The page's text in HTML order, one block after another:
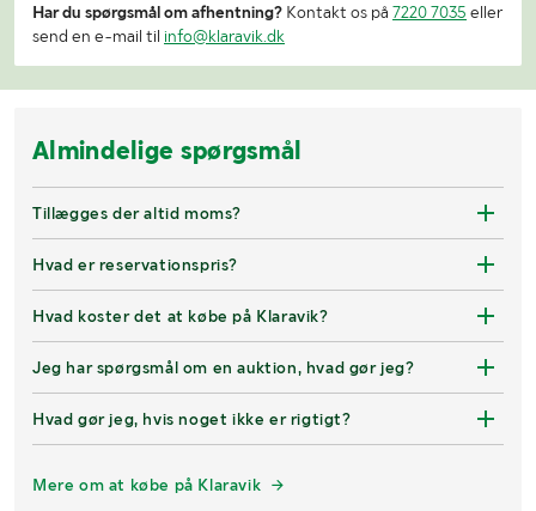
Har du spørgsmål om afhentning? Kontakt os på 7220 7035 eller
send en e-mail til info@klaravik.dk
Almindelige spørgsmål
Tillægges der altid moms?
Hvad er reservationspris?
Hvad koster det at købe på Klaravik?
Jeg har spørgsmål om en auktion, hvad gør jeg?
Hvad gør jeg, hvis noget ikke er rigtigt?
Mere om at købe på Klaravik